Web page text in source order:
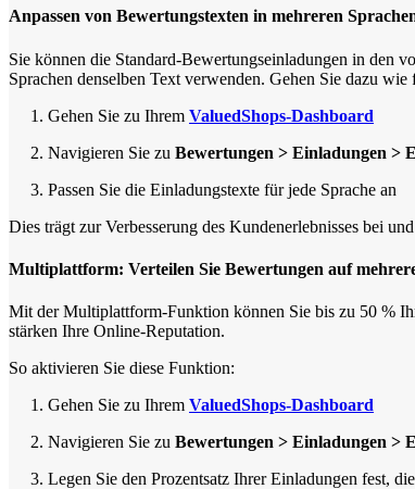
Anpassen von Bewertungstexten in mehreren
Sie können die Standard-Bewertungseinladungen in den
Sprachen denselben Text verwenden. Gehen Sie dazu wie
1. Gehen Sie zu Ihrem ValuedShops-Dashboard
2. Navigieren Sie zu Bewertungen > Einladungen >
3. Passen Sie die Einladungstexte für jede Sprache an
Dies trägt zur Verbesserung des Kundenerlebnisses bei
Multiplattform: Verteilen Sie Bewertungen auf
Mit der Multiplattform-Funktion können Sie bis zu 50 %
stärken Ihre Online-Reputation.
So aktivieren Sie diese Funktion:
1. Gehen Sie zu Ihrem ValuedShops-Dashboard
2. Navigieren Sie zu Bewertungen > Einladungen >
3. Legen Sie den Prozentsatz Ihrer Einladungen fest,